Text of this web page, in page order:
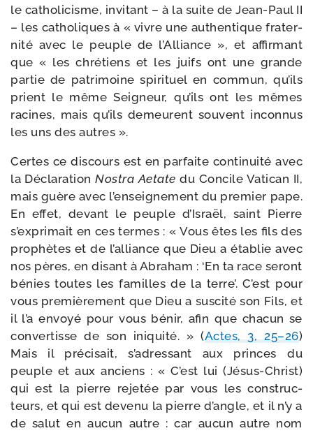
le catho­li­cisme, invi­tant – à la suite de Jean-​Paul II
– les catho­liques à « vivre une authen­tique fra­ter­
ni­té avec le peuple de l’Alliance », et affir­mant
que « les chré­tiens et les juifs ont une grande
par­tie de patri­moine spi­ri­tuel en com­mun, qu’ils
prient le même Seigneur, qu’ils ont les mêmes
racines, mais qu’ils demeurent sou­vent incon­nus
les uns des autres ».
Certes ce dis­cours est en par­faite conti­nui­té avec
la DéclarationNostra Aetate du Concile Vatican II,
mais guère avec l’enseignement du pre­mier pape.
En effet, devant le peuple d’Israël, saint Pierre
s’exprimait en ces termes : « Vous êtes les fils des
pro­phètes et de l’alliance que Dieu a éta­blie avec
nos pères, en disant à Abraham : ‘En ta race seront
bénies toutes les familles de la terre’. C’est pour
vous pre­miè­re­ment que Dieu a sus­ci­té son Fils, et
il l’a envoyé pour vous bénir, afin que cha­cun se
conver­tisse de son ini­qui­té. » (Actes, 3, 25–26)
Mais il pré­ci­sait, s’adressant aux princes du
peuple et aux anciens : « C’est lui (Jésus-​Christ)
qui est la pierre reje­tée par vous les construc­
teurs, et qui est deve­nu la pierre d’angle, et il n’y a
de salut en aucun autre : car aucun autre nom